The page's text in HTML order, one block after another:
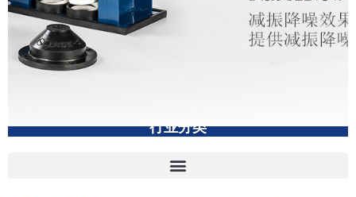
行业分类